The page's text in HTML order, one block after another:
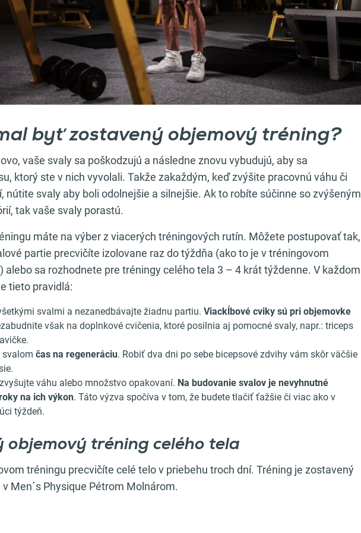
byť zostavený objemový tréning?
vaše svaly sa poškodzujú a následne znovu vybudujú, aby sa
ktorý ste v nich vyvolali. Takže zakaždým, keď zvýšite pracovnú váhu či
nútite svaly aby boli odolnejšie a silnejšie. Ak to robíte súčinne so zvýšeným
tak vaše svaly porastú.
máte na výber z viacerých tréningových rutín. Môžete postupovať tak,
partie precvičíte izolovane raz do týždňa (ako to je v tréningovom
alebo sa rozhodnete pre tréningy celého tela 3 – 4 krát týždenne. V každom
tieto pravidlá:
svalmi a nezanedbávajte žiadnu partiu. Viackĺbové cviky sú pri objemovke
však na doplnkové cvičenia, ktoré posilnia aj pomocné svaly, napr.: triceps
svalom čas na regeneráciu. Robiť dva dni po sebe bicepsové zdvihy vám skôr väčšie
váhu alebo množstvo opakovaní. Na budovanie svalov je nevyhnutné
na ich výkon. Táto výzva spočíva v tom, že budete tlačiť ťažšie či viac ako v
týždeň.
objemový tréning celého tela
tréningu precvičíte celé telo v priebehu troch dní. Tréning je zostavený
Men´s Physique Pétrom Molnárom.